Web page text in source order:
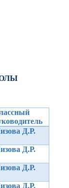
Д.Р.
Д.Р.
Д.Р.
Д.Р.